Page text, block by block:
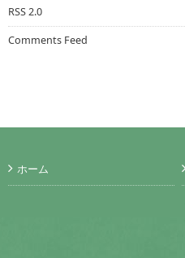
RSS 2.0
Comments Feed
ホーム